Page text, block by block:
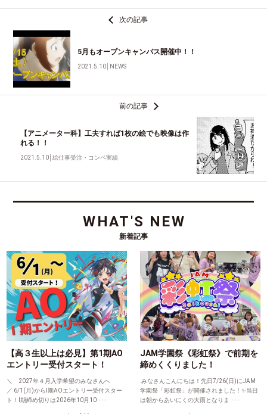
次の記事
5月もオープンキャンパス開催中！！
2021.5.10 NEWS
前の記事
【アニメーター科】工夫すれば1枚の絵でも映像は作
れる！！
2021.5.10 │絵仕事受注・コンペ実績
WHAT'S NEW
新着記事
【高３生以上は必見】第1期AO
エントリー受付スタート！
＼ 2027年４月入学希望のみなさんへ
／ 6/1(月)からⅠ期AOエントリー受付スター
ト！Ⅰ期締め切りは2026年10月10 ･･･
JAM学園祭《彩虹祭》で前期を
締めくくりました！
みなさんこんにちは！先日7/26(日)にJAM
学園祭「彩虹祭」が開催されました！✨当日
は朝からあいにくの大雨となりま ･･･